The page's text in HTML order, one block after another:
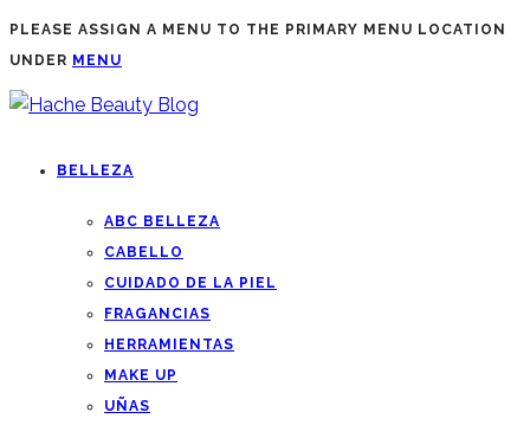
PLEASE ASSIGN A MENU TO THE PRIMARY MENU LOCATION
UNDER MENU
BELLEZA
ABC BELLEZA
CABELLO
CUIDADO DE LA PIEL
FRAGANCIAS
HERRAMIENTAS
MAKE UP
UÑAS